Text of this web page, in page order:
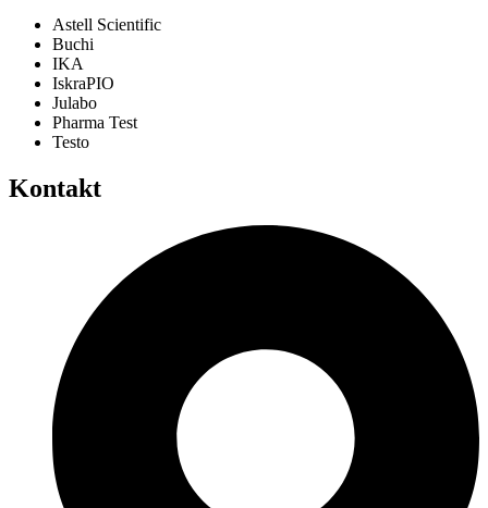
Astell Scientific
Buchi
IKA
IskraPIO
Julabo
Pharma Test
Testo
Kontakt